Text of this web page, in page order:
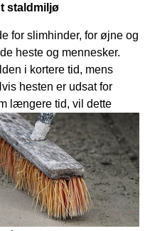
staldmiljø
for slimhinder, for øjne og
heste og mennesker.
i kortere tid, mens
hesten er udsat for
længere tid, vil dette